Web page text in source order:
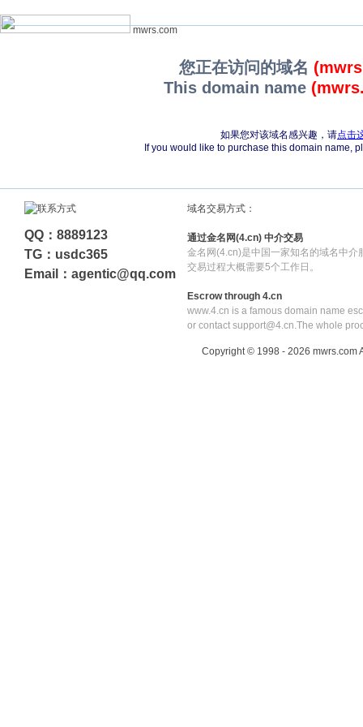
mwrs.com
您正在访问的域名
This domain name
如果您对该域名感兴趣，请点击
If you would like to purchase this domain name,
QQ：8889123
TG：usdc365
Email：agentic@qq.com
域名交易方式：
通过金名网(4.cn) 中介交易
金名网(4.cn)是中国一家知名的域名中介
交易过程大概需要5个工作日。
Escrow through 4.cn
www.4.cn is a famous domain name
or contact support@4.cn.The whole
Copyright © 1998 - 2026 mwrs.com